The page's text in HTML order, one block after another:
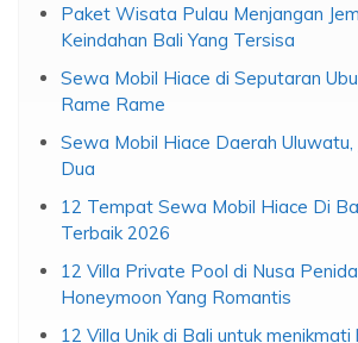
Paket Wisata Pulau Menjangan
Keindahan Bali Yang Tersisa
Sewa Mobil Hiace di Seputaran
Rame Rame
Sewa Mobil Hiace Daerah Uluwatu,
Dua
12 Tempat Sewa Mobil Hiace Di
Terbaik 2026
12 Villa Private Pool di Nusa
Honeymoon Yang Romantis
12 Villa Unik di Bali untuk